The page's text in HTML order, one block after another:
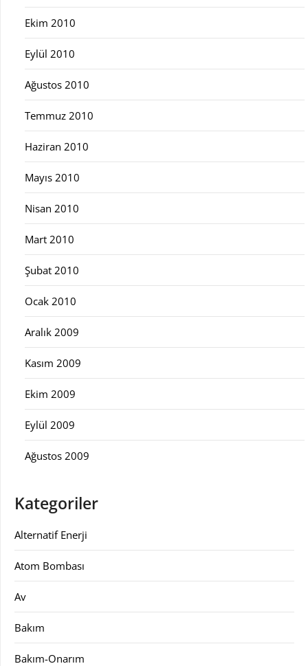
Ekim 2010
Eylül 2010
Ağustos 2010
Temmuz 2010
Haziran 2010
Mayıs 2010
Nisan 2010
Mart 2010
Şubat 2010
Ocak 2010
Aralık 2009
Kasım 2009
Ekim 2009
Eylül 2009
Ağustos 2009
Kategoriler
Alternatif Enerji
Atom Bombası
Av
Bakım
Bakım-Onarım